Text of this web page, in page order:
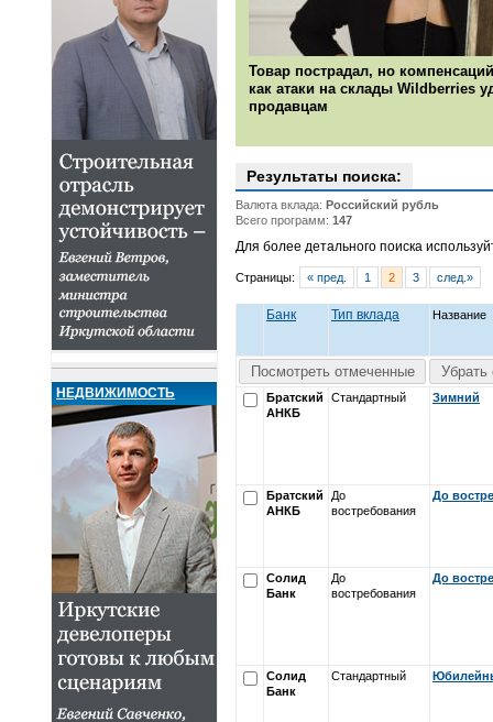
НЕДВИЖИМОСТЬ
Товар пострадал, но
как атаки на склады Wildberries
продавцам
Результаты поиска:
Валюта вклада: Российский рубль
Всего программ: 147
Для более детального поиска
Страницы: « пред. 1 2 3 след.»
Банк Тип вклада Название
Посмотреть отмеченные Убрать
Братский
АНКБ
Стандартный Зимний
Братский
АНКБ
До
востребования
До
Солид
Банк
До
востребования
До
Солид
Банк
Стандартный